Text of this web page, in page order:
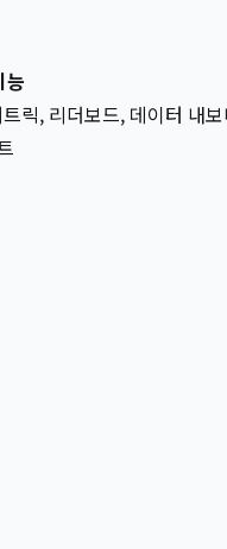
능
릭, 리더보드, 데이터 내보